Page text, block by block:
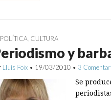
POLÍTICA CULTURA
y
Lluís Foix • 19/03/2010 • 3
Se